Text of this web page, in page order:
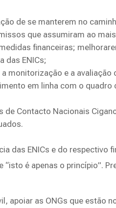
de se manterem no
que assumiram ao
financeiras;
das ENICs;
monitorização e a
em linha com o
Contacto Nacionais
das ENICs e do respectivo
é apenas o princípio”.
apoiar as ONGs que estão